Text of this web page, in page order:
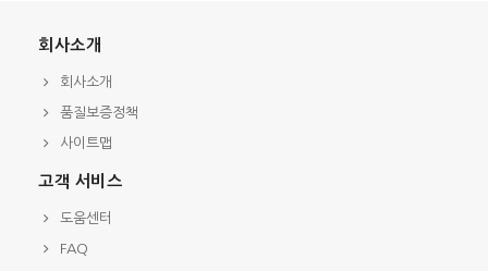
회사소개
회사소개
품질보증정책
사이트맵
고객 서비스
도움센터
FAQ